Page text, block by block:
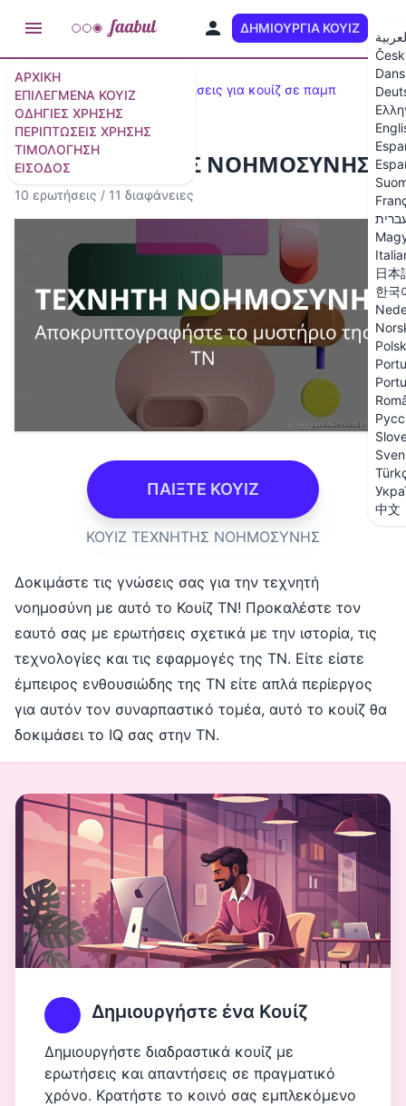
ΑΡΧΙΚΉ
ΕΠΙΛΕΓΜΈΝΑ ΚΟΥΊΖ
ΟΔΗΓΊΕΣ ΧΡΉΣΗΣ
ΠΕΡΙΠΤΏΣΕΙΣ ΧΡΉΣΗΣ
ΤΙΜΟΛΌΓΗΣΗ
ΕΊΣΟΔΟΣ
ΔΗΜΙΟΥΡΓΊΑ ΚΟΥΊΖ
日本
한국
中文
Δημοφιλή κουίζ 100 ερωτήσεις για κουίζ σε παμπ
ΚΟΥΙΖ ΤΕΧΝΗΤΗΣ ΝΟΗΜΟΣΥΝΗΣ
10 ερωτήσεις / 11 διαφάνειες
ΠΑΙΞΤΕ ΚΟΥΙΖ
ΚΟΥΙΖ ΤΕΧΝΗΤΗΣ ΝΟΗΜΟΣΥΝΗΣ
Δοκιμάστε τις γνώσεις σας για την τεχνητή
νοημοσύνη με αυτό το Κουίζ ΤΝ! Προκαλέστε τον
εαυτό σας με ερωτήσεις σχετικά με την ιστορία, τις
τεχνολογίες και τις εφαρμογές της ΤΝ. Είτε είστε
έμπειρος ενθουσιώδης της ΤΝ είτε απλά περίεργος
για αυτόν τον συναρπαστικό τομέα, αυτό το κουίζ θα
δοκιμάσει το IQ σας στην ΤΝ.
Δημιουργήστε ένα Κουίζ
Δημιουργήστε διαδραστικά κουίζ με
ερωτήσεις και απαντήσεις σε πραγματικό
χρόνο. Κρατήστε το κοινό σας εμπλεκόμενο